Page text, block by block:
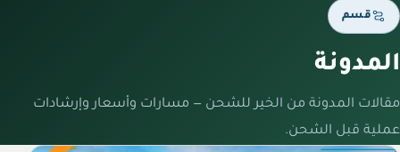
قسم
المدونة
مقالات المدونة من الخير للشحن — مسارات وأسعار وإرشادات
عملية قبل الشحن.